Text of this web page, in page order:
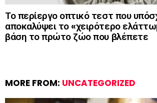
Το περίεργο οπτικό τεστ που
αποκαλύψει το «χειρότερο
βάση το πρώτο ζώο που βλέπετε
MORE FROM: UNCATEGORIZED